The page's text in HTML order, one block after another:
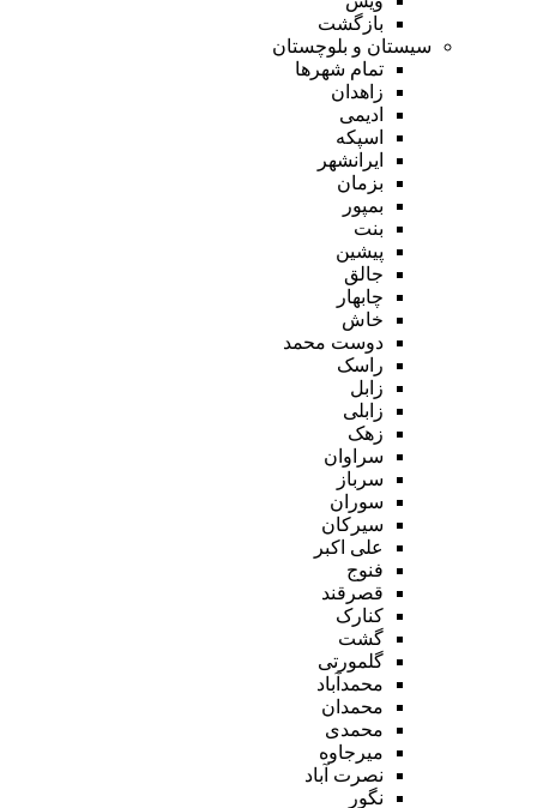
بازگشت
سیستان و بلوچستان
تمام شهر‌ها
زاهدان
ادیمی
اسپکه
ایرانشهر
بزمان
بمپور
بنت
پیشین
جالق
چابهار
خاش
دوست محمد
راسک
زابل
زابلی
زهک
سراوان
سرباز
سوران
سیرکان
علی اکبر
فنوج
قصرقند
کنارک
گشت
گلمورتی
محمدآباد
محمدان
محمدی
میرجاوه
نصرت آباد
نگور